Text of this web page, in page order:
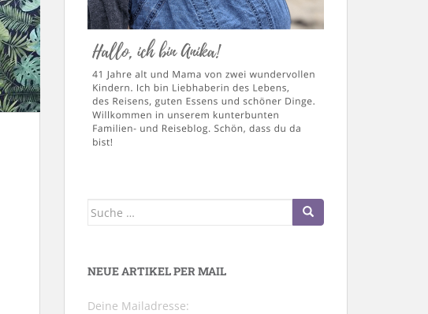
Suche
NEUE ARTIKEL PER MAIL
Deine Mailadresse: